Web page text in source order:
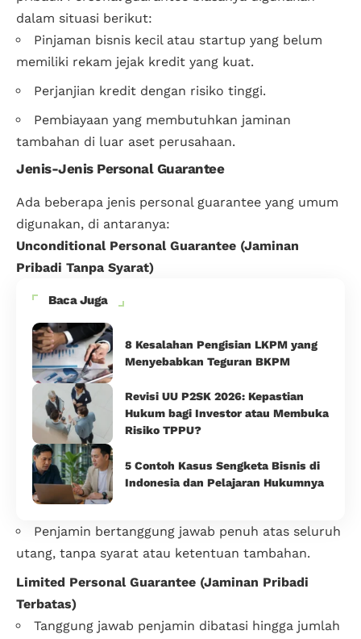
dalam situasi berikut:
Pinjaman bisnis kecil atau startup yang belum
memiliki rekam jejak kredit yang kuat.
Perjanjian kredit dengan risiko tinggi.
Pembiayaan yang membutuhkan jaminan
tambahan di luar aset perusahaan.
Jenis-Jenis Personal Guarantee
Ada beberapa jenis personal guarantee yang umum
digunakan, di antaranya:
Unconditional Personal Guarantee (Jaminan
Pribadi Tanpa Syarat)
Baca Juga
8 Kesalahan Pengisian LKPM yang
Menyebabkan Teguran BKPM
Revisi UU P2SK 2026: Kepastian
Hukum bagi Investor atau Membuka
Risiko TPPU?
5 Contoh Kasus Sengketa Bisnis di
Indonesia dan Pelajaran Hukumnya
Penjamin bertanggung jawab penuh atas seluruh
utang, tanpa syarat atau ketentuan tambahan.
Limited Personal Guarantee (Jaminan Pribadi
Terbatas)
Tanggung jawab penjamin dibatasi hingga jumlah